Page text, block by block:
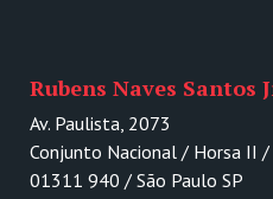
Rubens Naves Santos
Av. Paulista, 2073
Conjunto Nacional / Horsa II /
01311 940 / São Paulo SP